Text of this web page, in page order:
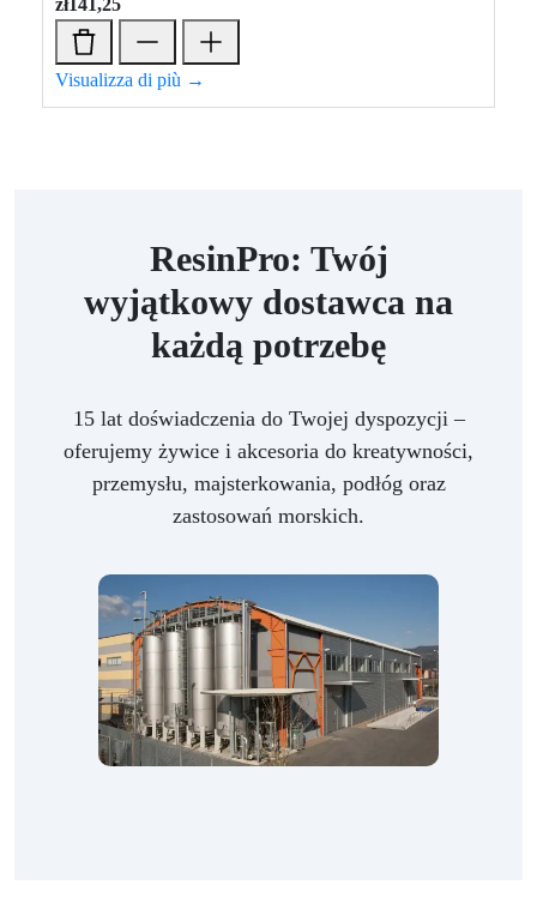
zł141,25
Visualizza di più →
ResinPro: Twój
wyjątkowy dostawca na
każdą potrzebę
15 lat doświadczenia do Twojej dyspozycji –
oferujemy żywice i akcesoria do kreatywności,
przemysłu, majsterkowania, podłóg oraz
zastosowań morskich.